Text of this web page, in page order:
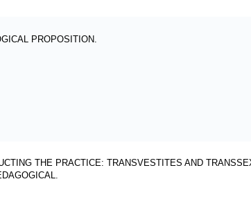
PROPOSITION.
THE PRACTICE: TRANSVESTITES AND